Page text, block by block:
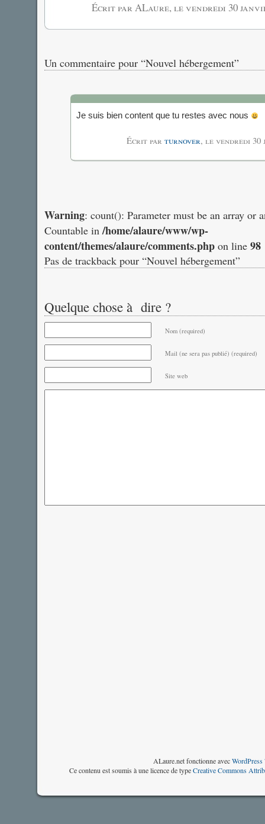
Écrit par ALaure, le vendredi 30
Un commentaire pour “Nouvel hébergement”
Je suis bien content que tu restes avec nous
Écrit par turnover, le vendredi 30
Warning: count(): Parameter must be an array or
Countable in/home/alaure/www/wp-
content/themes/alaure/comments.php on line 98
Pas de trackback pour “Nouvel hébergement”
Quelque chose à dire ?
Nom (required)
Mail (ne sera pas publié) (required)
Site web
ALaure.net fonctionne avecWordPress
Ce contenu est soumis à une licence de typeCreative Commons